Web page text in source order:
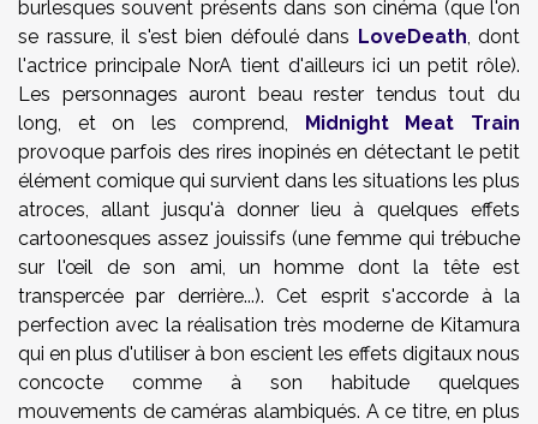
burlesques souvent présents dans son cinéma (que l'on
se rassure, il s'est bien défoulé dans LoveDeath, dont
l'actrice principale NorA tient d'ailleurs ici un petit rôle).
Les personnages auront beau rester tendus tout du
long, et on les comprend, Midnight Meat Train
provoque parfois des rires inopinés en détectant le petit
élément comique qui survient dans les situations les plus
atroces, allant jusqu'à donner lieu à quelques effets
cartoonesques assez jouissifs (une femme qui trébuche
sur l'œil de son ami, un homme dont la tête est
transpercée par derrière...). Cet esprit s'accorde à la
perfection avec la réalisation très moderne de Kitamura
qui en plus d'utiliser à bon escient les effets digitaux nous
concocte comme à son habitude quelques
mouvements de caméras alambiqués. A ce titre, en plus